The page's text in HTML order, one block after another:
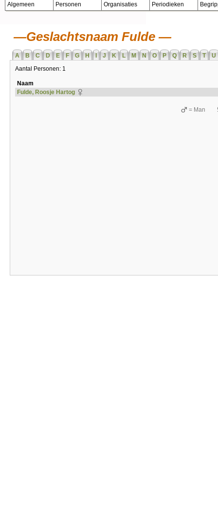
Algemeen Personen Organisaties Periodieken
Geslachtsnaam Fulde
A B C D E F G H J K L M N O P Q R S T
U
Aantal Personen: 1
Naam
Fulde, Roosje Hartog
= Man